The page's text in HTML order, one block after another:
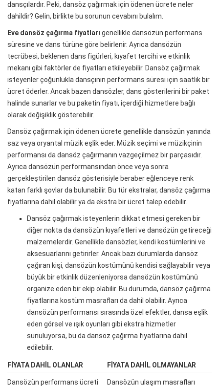
dansçılardır. Peki, dansöz çağırmak için ödenen ücrete neler
dahildir? Gelin, birlikte bu sorunun cevabını bulalım.
Eve dansöz çağırma fiyatları genellikle dansözün performans
süresine ve dans türüne göre belirlenir. Ayrıca dansözün
tecrübesi, beklenen dans figürleri, kıyafet tercihi ve etkinlik
mekanı gibi faktörler de fiyatları etkileyebilir. Dansöz çağırmak
isteyenler çoğunlukla dansçının performans süresi için saatlik bir
ücret öderler. Ancak bazen dansözler, dans gösterilerini bir paket
halinde sunarlar ve bu paketin fiyatı, içerdiği hizmetlere bağlı
olarak değişiklik gösterebilir.
Dansöz çağırmak için ödenen ücrete genellikle dansözün yanında
saz veya oryantal müzik eşlik eder. Müzik seçimi ve müzikçinin
performansı da dansöz çağırmanın vazgeçilmez bir parçasıdır.
Ayrıca dansözün performansından önce veya sonra
gerçekleştirilen dansöz gösterisiyle beraber eğlenceye renk
katan farklı şovlar da bulunabilir. Bu tür ekstralar, dansöz çağırma
fiyatlarına dahil olabilir ya da ekstra bir ücret talep edebilir.
Dansöz çağırmak isteyenlerin dikkat etmesi gereken bir
diğer nokta da dansözün kıyafetleri ve dansözün getireceği
malzemelerdir. Genellikle dansözler, kendi kostümlerini ve
aksesuarlarını getirirler. Ancak bazı durumlarda dansöz
çağıran kişi, dansözün kostümünü kendisi sağlayabilir veya
büyük bir etkinlik düzenleniyorsa dansözün kostümünü
organize eden bir ekip olabilir. Bu durumda, dansöz çağırma
fiyatlarına kostüm masrafları da dahil olabilir. Ayrıca
dansözün performansı sırasında özel efektler, dansa eşlik
eden görsel ve ışık oyunları gibi ekstra hizmetler
sunuluyorsa, bu da dansöz çağırma fiyatlarına dahil
edilebilir.
FIYATA DAHIL OLANLAR FIYATA DAHIL OLMAYANLAR
Dansözün performans ücreti Dansözün ulaşım masrafları